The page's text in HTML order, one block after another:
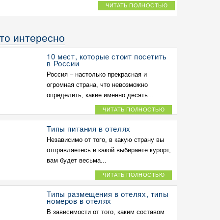
ЧИТАТЬ ПОЛНОСТЬЮ
интересно
10 мест, которые стоит посетить
в России
Россия – настолько прекрасная и
огромная страна, что невозможно
определить, какие именно десять...
ЧИТАТЬ ПОЛНОСТЬЮ
Типы питания в отелях
Независимо от того, в какую страну вы
отправляетесь и какой выбираете курорт,
вам будет весьма...
ЧИТАТЬ ПОЛНОСТЬЮ
Типы размещения в отелях, типы
номеров в отелях
В зависимости от того, каким составом